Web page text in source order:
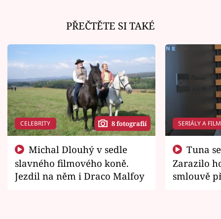
PŘEČTĚTE SI TAKÉ
CELEBRITY 8 fotografií
slavného filmového koně.
Jezdil na něm i Draco Malfoy
SERIÁLY A
Zarazilo
smlouvě